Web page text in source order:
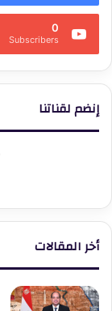
0
Subscribers
إنضم لقناتنا
أخر المقالات